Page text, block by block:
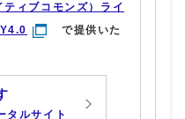
ィブコモンズ）ライ
で提供いた
タルサイト